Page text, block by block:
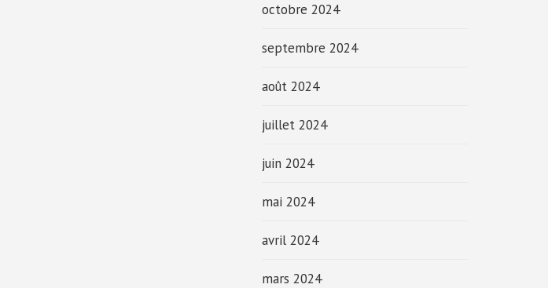
octobre 2024
septembre 2024
août 2024
juillet 2024
juin 2024
mai 2024
avril 2024
mars 2024